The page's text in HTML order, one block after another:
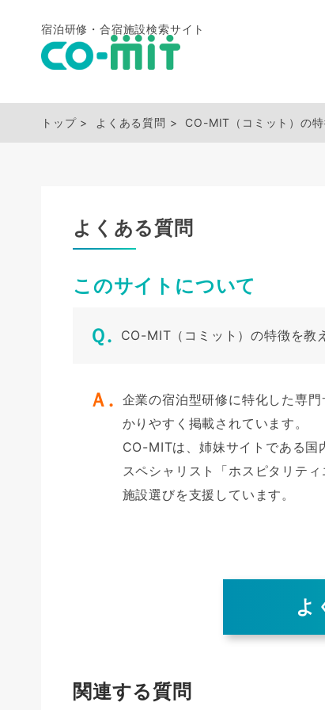
宿泊研修・合宿施設検索サイト
トップ よくある質問 CO-MIT（コミット）の特
よくある質問
このサイトについて
CO-MIT（コミット）の特徴を教
企業の宿泊型研修に特化した専
かりやすく掲載されています。
CO-MITは、姉妹サイトである国
スペシャリスト「ホスピタリテ
施設選びを支援しています。
よ
関連する質問